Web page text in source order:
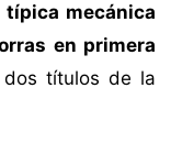
típica mecánica
en primera
títulos de la